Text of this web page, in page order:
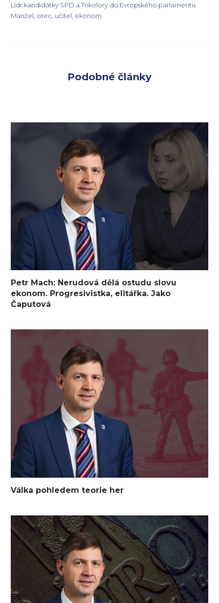
Lídr kandidátky SPD a Trikolory do Evropského parlamentu.
Manžel, otec, učitel, ekonom
Podobné články
Petr Mach: Nerudová dělá ostudu slovu
ekonom. Progresivistka, elitářka. Jako
Čaputová
Válka pohledem teorie her